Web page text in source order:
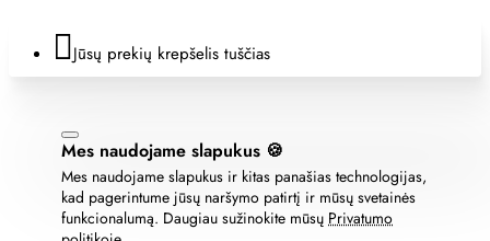
Jūsų prekių krepšelis tuščias
Mes naudojame slapukus 🍪
Mes naudojame slapukus ir kitas panašias technologijas,
kad pagerintume jūsų naršymo patirtį ir mūsų svetainės
funkcionalumą. Daugiau sužinokite mūsų Privatumo